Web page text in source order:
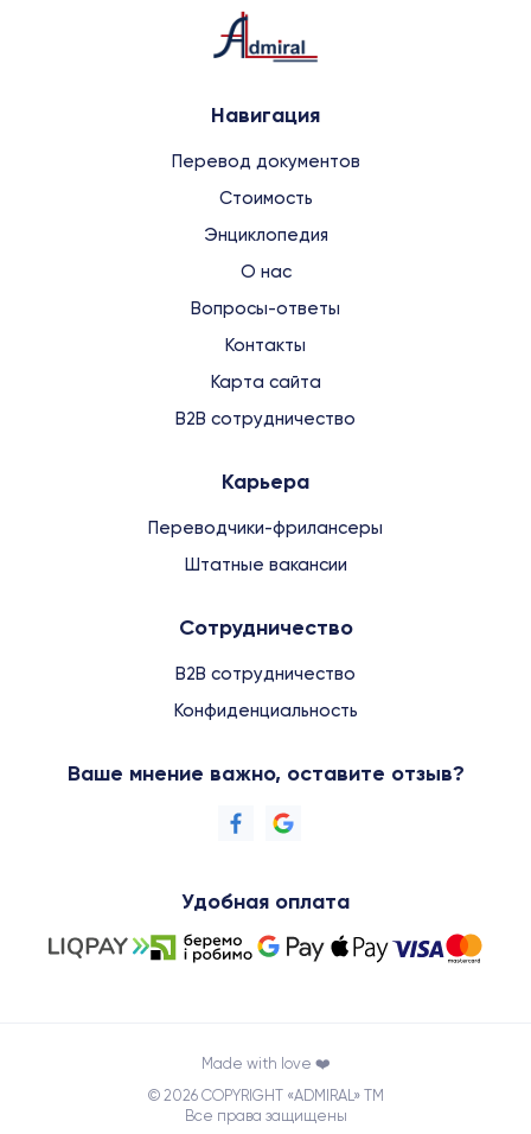
Навигация
Перевод документов
Стоимость
Энциклопедия
О нас
Вопросы-ответы
Контакты
Карта сайта
B2B сотрудничество
Карьера
Переводчики-фрилансеры
Штатные вакансии
Сотрудничество
B2B сотрудничество
Конфиденциальность
Ваше мнение важно, оставите отзыв?
Удобная оплата
Made with love ❤️
© 2026 COPYRIGHT «ADMIRAL» TM
Все права защищены